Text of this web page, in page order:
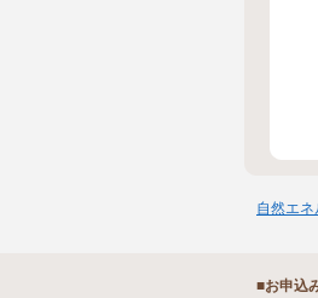
自然エ
■お申込